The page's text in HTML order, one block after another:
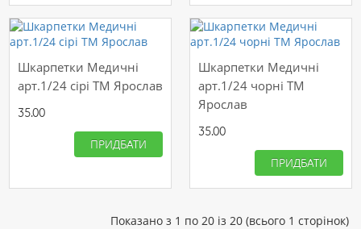
Шкарпетки Медичні
арт.1/24 сірі ТМ Ярослав
35.00
ПРИДБАТИ
Шкарпетки Медичні
арт.1/24 чорні ТМ
Ярослав
35.00
ПРИДБАТИ
Показано з 1 по 20 із 20 (всього 1 сторінок)